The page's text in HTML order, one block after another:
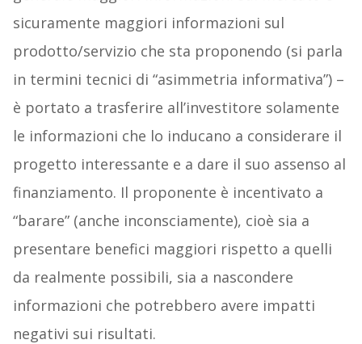
sicuramente maggiori informazioni sul
prodotto/servizio che sta proponendo (si parla
in termini tecnici di “asimmetria informativa”) –
è portato a trasferire all’investitore solamente
le informazioni che lo inducano a considerare il
progetto interessante e a dare il suo assenso al
finanziamento. Il proponente è incentivato a
“barare” (anche inconsciamente), cioè sia a
presentare benefici maggiori rispetto a quelli
da realmente possibili, sia a nascondere
informazioni che potrebbero avere impatti
negativi sui risultati.